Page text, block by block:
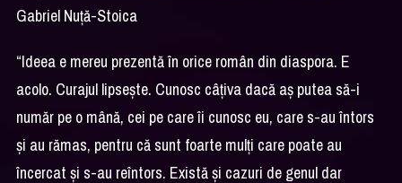
Gabriel Nuță-Stoica
“Ideea e mereu prezentă în orice român din diaspora. E
acolo. Curajul lipsește. Cunosc câțiva dacă aș putea să-i
număr pe o mână, cei pe care îi cunosc eu, care s-au întors
și au rămas, pentru că sunt foarte mulți care poate au
încercat și s-au reîntors. Există și cazuri de genul dar